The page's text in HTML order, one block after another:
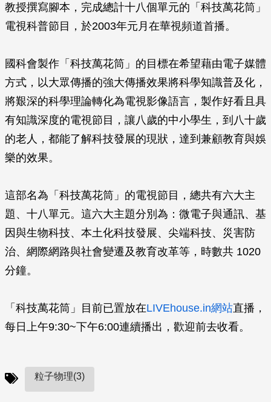
教授撰寫腳本，完成總計十八個單元的「科技萬花筒」
電視科普節目，於2003年元月在華視頻道首播。
國科會製作「科技萬花筒」的目標在希望藉由電子媒體
方式，以大眾傳播的強大傳播效果將科學知識普及化，
將艱深的科學理論轉化為電視影像語言，製作好看且具
有知識深度的電視節目，讓八歲的中小學生，到八十歲
的老人，都能了解科技發展的現狀，達到兼顧教育與娛
樂的效果。
這部名為「科技萬花筒」的電視節目，總共有六大主
題、十八單元。這六大主題分別為：微電子與通訊、基
因與生物科技、本土化科技發展、尖端科技、災害防
治、網際網路與社會變遷及教育改革等，時數共 1020
分鐘。
「科技萬花筒」目前已置放在LIVEhouse.in網站直播，
每日上午9:30~下午6:00連續播出，歡迎前去收看。
粒子物理(3)